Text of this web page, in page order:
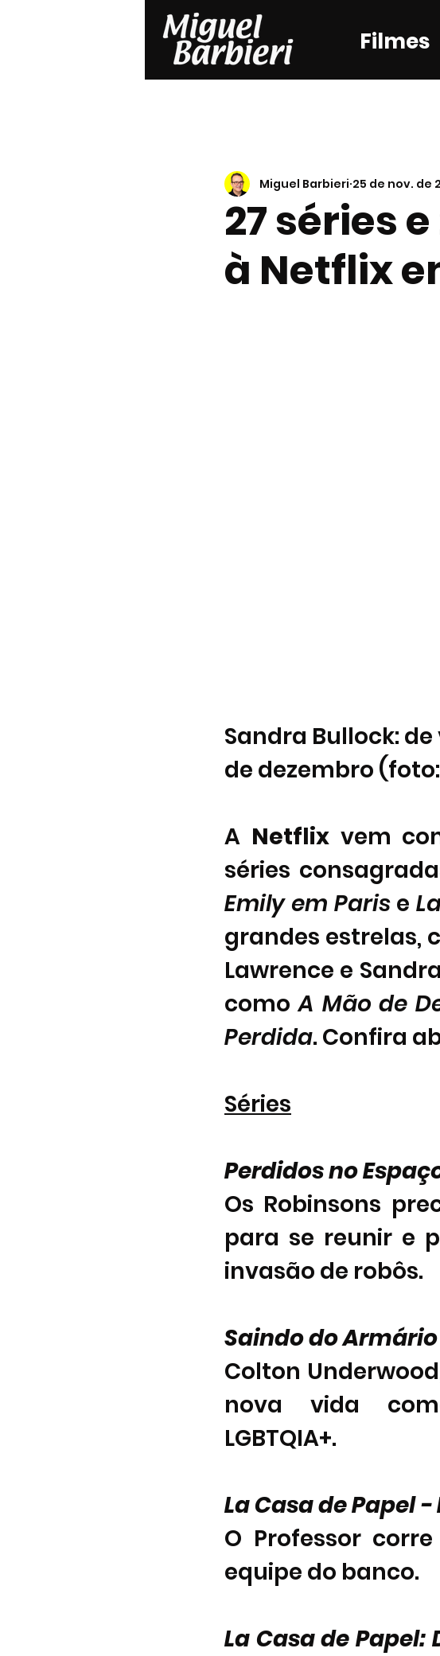
Filmes
27 séries
à Netflix
Miguel Barbieri 25 de nov. de
Sandra Bullock:
de dezembro
A Netflix vem
séries
Emily em Paris e
grandes estrelas,
Lawrence e
como A Mão de
Perdida. Confira
Séries
Perdidos no
Os Robinsons
para se reunir e
invasão de robôs.
Saindo do
Colton
nova vida
LGBTQIA+.
La Casa de Papel
O Professor
equipe do banco.
La Casa de